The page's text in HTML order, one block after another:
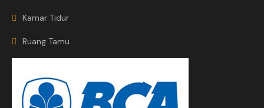
Kamar Tidur
Ruang Tamu